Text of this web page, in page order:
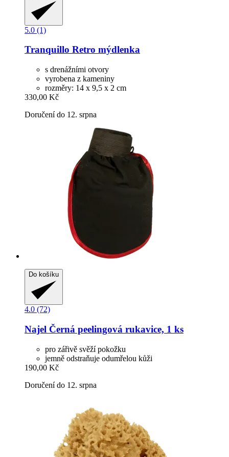
5.0 (1)
Tranquillo Retro mýdlenka
s drenážními otvory
vyrobena z kameniny
rozměry: 14 x 9,5 x 2 cm
330,00 Kč
Doručení do 12. srpna
Do košíku
4.0 (72)
Najel Černá peelingová rukavice, 1 ks
pro zářivě svěží pokožku
jemně odstraňuje odumřelou kůži
190,00 Kč
Doručení do 12. srpna